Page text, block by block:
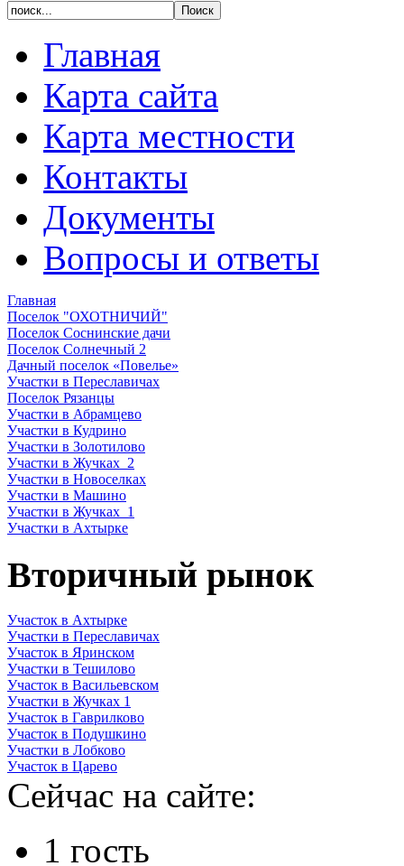
Главная
Карта сайта
Карта местности
Контакты
Документы
Вопросы и ответы
Главная
Поселок "ОХОТНИЧИЙ"
Поселок Соснинские дачи
Поселок Солнечный 2
Дачный поселок «Повелье»
Участки в Переславичах
Поселок Рязанцы
Участки в Абрамцево
Участки в Кудрино
Участки в Золотилово
Участки в Жучках_2
Участки в Новоселках
Участки в Машино
Участки в Жучках_1
Участки в Ахтырке
Вторичный рынок
Участок в Ахтырке
Участки в Переславичах
Участок в Яринском
Участки в Тешилово
Участок в Васильевском
Участки в Жучках 1
Участок в Гаврилково
Участок в Подушкино
Участки в Лобково
Участок в Царево
Сейчас на сайте:
1 гость